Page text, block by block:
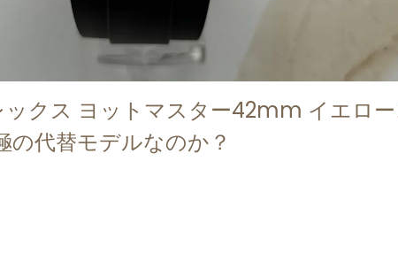
クス ヨットマスター42mm イエロ
代替モデルなのか？